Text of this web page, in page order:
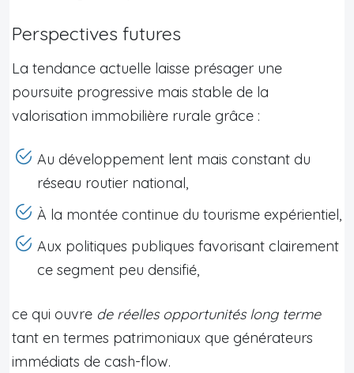
Perspectives futures
La tendance actuelle laisse présager une
poursuite progressive mais stable de la
valorisation immobilière rurale grâce :
Au développement lent mais constant du
réseau routier national,
À la montée continue du tourisme expérientiel,
Aux politiques publiques favorisant clairement
ce segment peu densifié,
ce qui ouvre de réelles opportunités long terme
tant en termes patrimoniaux que générateurs
immédiats de cash-flow.